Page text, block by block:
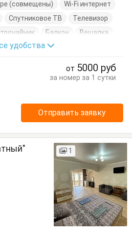
(совмещены)
Wi-Fi интернет
Спутниковое ТВ
Телевизор
Балкон
Вешалка
кровать
удобства
от 5000 руб
за номер за 1 сутки
Отправить заявку
1